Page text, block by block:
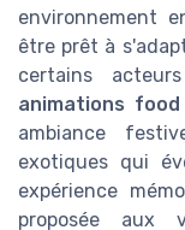
environnement
être prêt à
certains
animations food
ambiance
exotiques qui
expérience
proposée aux